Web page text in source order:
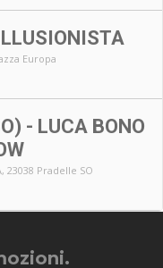
Europa
- LUCA BONO
23038 Pradelle SO